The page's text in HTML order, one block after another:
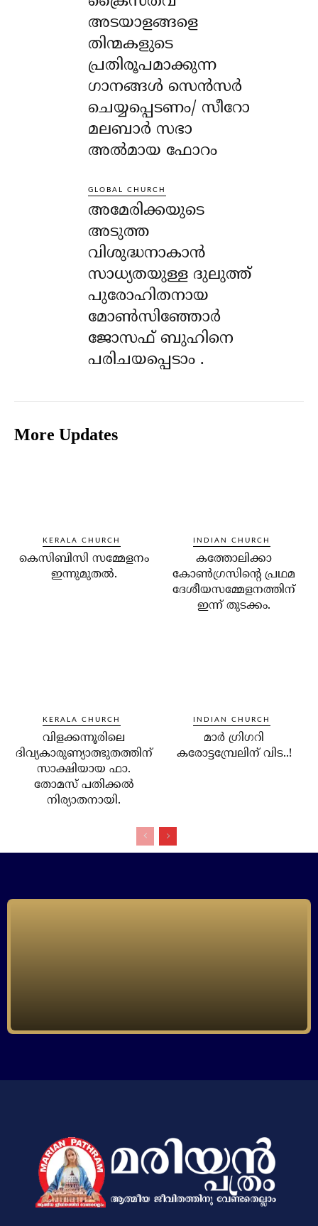
അടയാളങ്ങളെ
തിന്മകളുടെ
പ്രതിരൂപമാക്കുന്ന
ഗാനങ്ങൾ സെൻസർ
ചെയ്യപ്പെടണം/ സീറോ
മലബാർ സഭാ
അൽമായ ഫോറം
GLOBAL CHURCH
അമേരിക്കയുടെ
അടുത്ത
വിശുദ്ധനാകാൻ
സാധ്യതയുള്ള ദുലുത്ത്
പുരോഹിതനായ
മോൺസിഞ്ഞോർ
ജോസഫ് ബുഹിനെ
പരിചയപ്പെടാം .
More Updates
KERALA CHURCH
കെസിബിസി സമ്മേളനം
ഇന്നുമുതല്‍.
INDIAN CHURCH
കത്തോലിക്കാ
കോണ്‍ഗ്രസിന്റെ പ്രഥമ
ദേശീയസമ്മേളനത്തിന്
ഇന്ന് തുടക്കം.
KERALA CHURCH
വിളക്കന്നൂരിലെ
ദിവ്യകാരുണ്യാത്ഭുതത്തിന്
സാക്ഷിയായ ഫാ.
തോമസ് പതിക്കല്‍
നിര്യാതനായി.
INDIAN CHURCH
മാര്‍ ഗ്രിഗറി
കരോട്ടമ്പ്രേലിന് വിട..!